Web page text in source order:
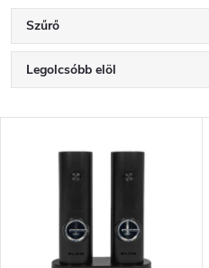
Szűrő
T
e
Legolcsóbb elöl
ABC szerint